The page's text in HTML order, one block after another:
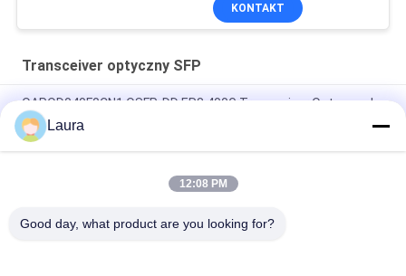
KONTAKT
Transceiver optyczny SFP
QAPQD040F0CN1 QSFP-DD ER8 400G Transceiver Optyczny |
1310nm 40km SMF LC
GLC-LH-SMD 1000BASELXLH SFP Transceiver Module MMF
Laura
12:08 PM
Good day, what product are you looking for?